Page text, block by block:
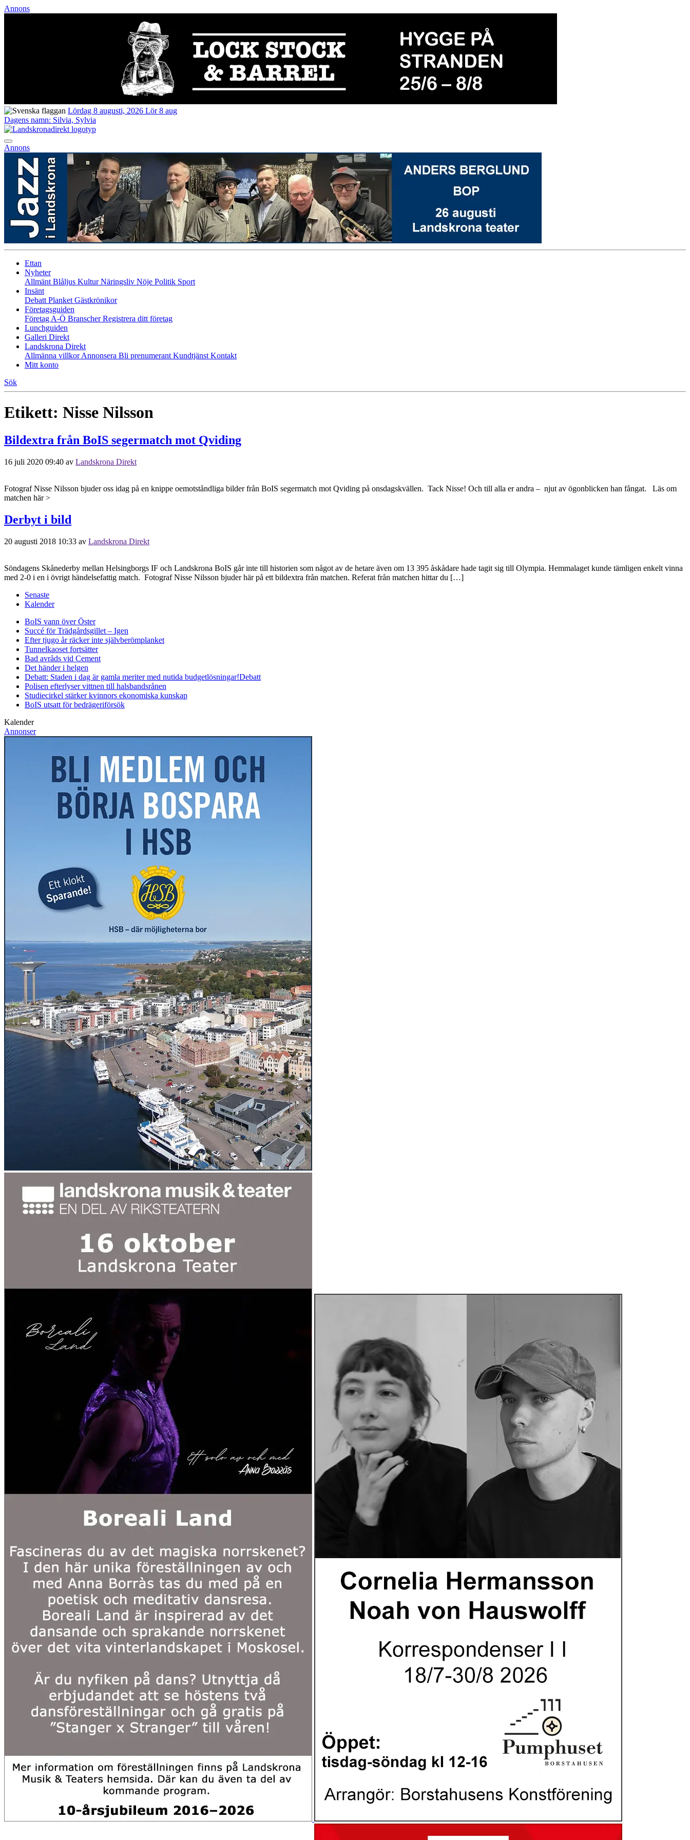
Annons
Lördag 8 augusti, 2026 Lör 8 aug
Dagens namn: Silvia, Sylvia
Annons
Ettan
Nyheter
Allmänt Blåljus KulturNäringsliv Nöje Politik Sport
Insänt
Debatt Planket Gästkrönikor
Företagsguiden
Företag A-Ö BranscherRegistrera ditt företag
Lunchguiden
Galleri Direkt
Landskrona Direkt
Allmänna villkorAnnonsera Bli prenumerant Kundtjänst Kontakt
Mitt konto
Sök
Etikett: Nisse Nilsson
Bildextra från BoIS segermatch mot Qviding
16 juli 2020 09:40 av Landskrona Direkt
Fotograf Nisse Nilsson bjuder oss idag på en knippe oemotståndliga bilder från BoIS segermatch mot Qviding på onsdagskvällen. Tack Nisse! Och till alla er andra – njut av ögonblicken han fångat. Läs om
matchen här >
Derbyt i bild
20 augusti 2018 10:33 av Landskrona Direkt
Söndagens Skånederby mellan Helsingborgs IF och Landskrona BoIS går inte till historien som något av de hetare även om 13 395 åskådare hade tagit sig till Olympia. Hemmalaget kunde tämligen enkelt vinna
med 2-0 i en i övrigt händelsefattig match. Fotograf Nisse Nilsson bjuder här på ett bildextra från matchen. Referat från matchen hittar du […]
Senaste
Kalender
BoIS vann över Öster
Succé för Trädgårdsgillet – Igen
Efter tjugo år räcker inte självberömplanket
Tunnelkaoset fortsätter
Bad avråds vid Cement
Det händer i helgen
Debatt: Staden i dag är gamla meriter med nutida budgetlösningar!Debatt
Polisen efterlyser vittnen till halsbandsrånen
Studiecirkel stärker kvinnors ekonomiska kunskap
BoIS utsatt för bedrägeriförsök
Kalender
Annonser